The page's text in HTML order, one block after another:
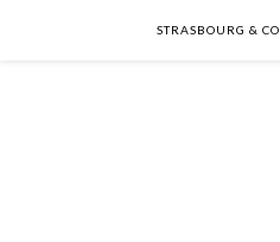
STRASBOURG & CO